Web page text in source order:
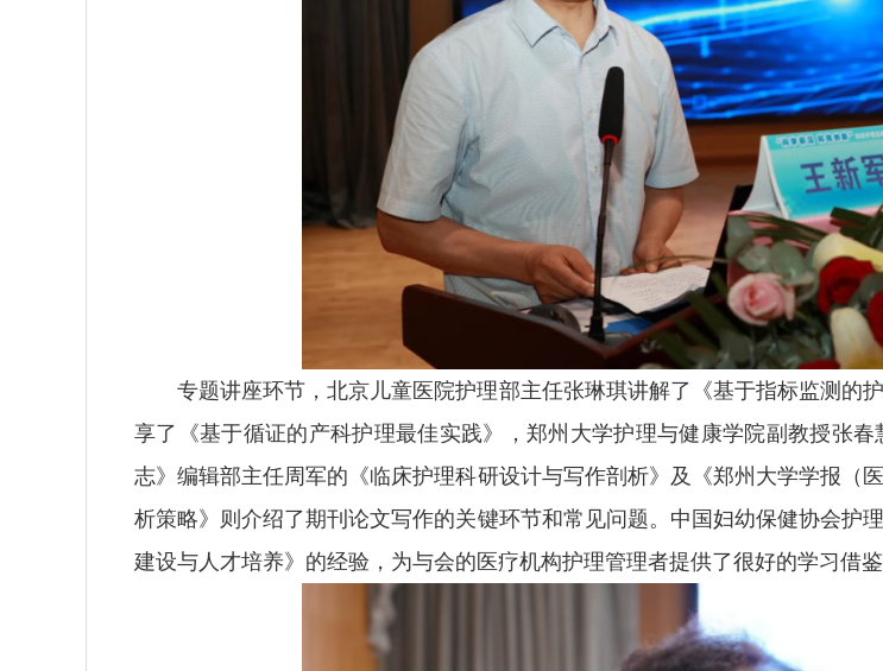
专题讲座环节，北京儿童医院护理部主任张琳琪讲解了《基于指标监测的
享了《基于循证的产科护理最佳实践》，郑州大学护理与健康学院副教授张
志》编辑部主任周军的《临床护理科研设计与写作剖析》及《郑州大学学报（
析策略》则介绍了期刊论文写作的关键环节和常见问题。中国妇幼保健协会护
建设与人才培养》的经验，为与会的医疗机构护理管理者提供了很好的学习借鉴